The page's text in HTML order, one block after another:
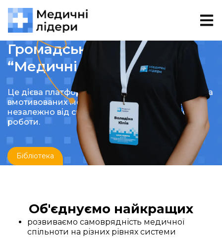
Громадська організація
“Медичні лідери”
Це дієва платформа для об’єднання активних та
вмотивованих медичних фахівців та фахівцинь,
незалежно від спеціалізації, посади чи місця
роботи.
Бібліотека
Об'єднуємо найкращих
розвиваємо самоврядність медичної
спільноти на різних рівнях системи